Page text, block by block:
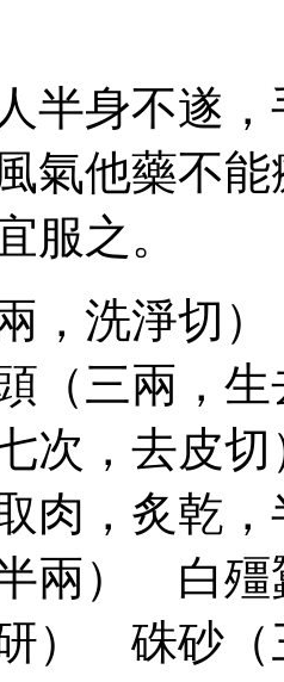
半身不遂
氣他藥不
服之。
，洗淨切
（三兩，
次，去皮
肉，炙乾
兩） 白
研） 硃砂